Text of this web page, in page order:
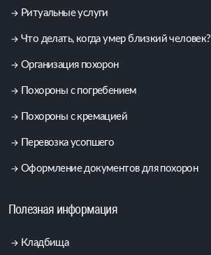
Ритуальные услуги
Что делать, когда умер близкий человек?
Организация похорон
Похороны с погребением
Похороны с кремацией
Перевозка усопшего
Оформление документов для похорон
Полезная информация
Кладбища